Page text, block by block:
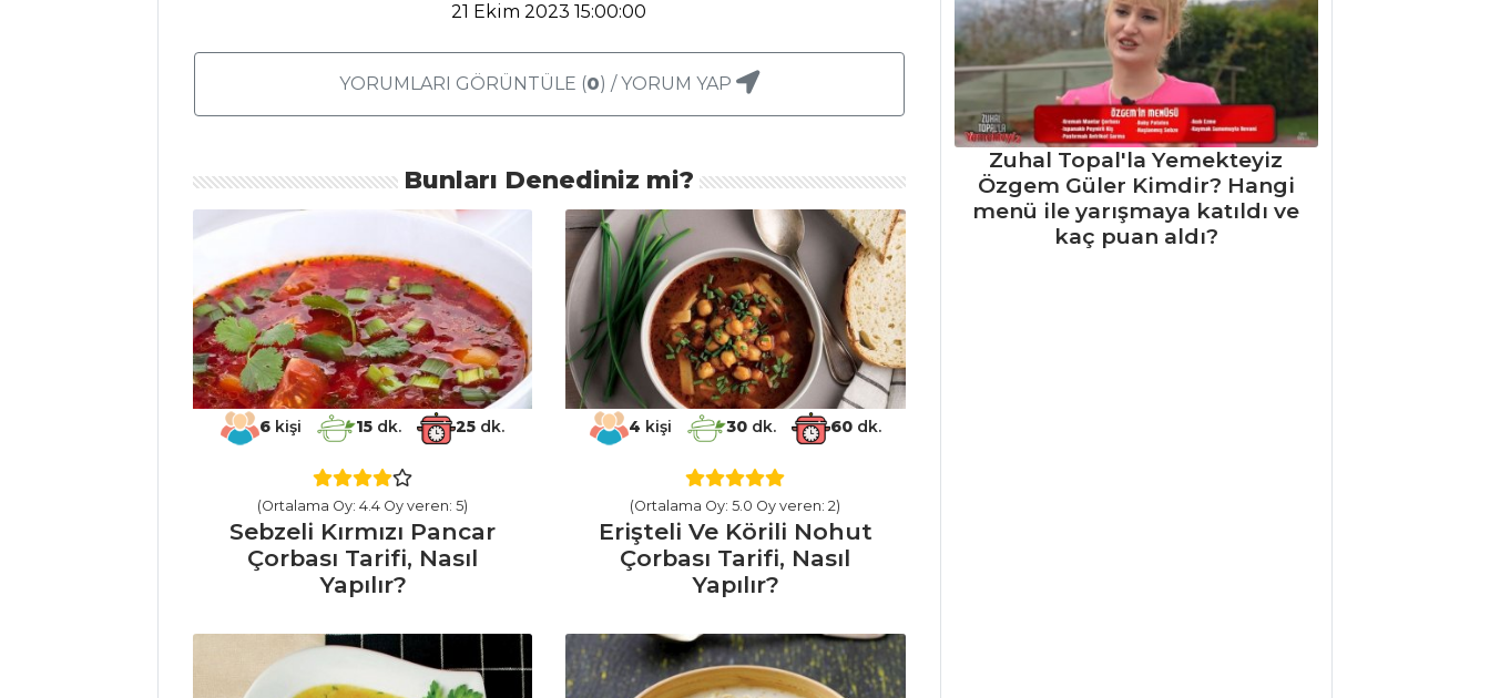
MASTERCHEF
Güveci Tarifi, Nasıl
Masterchef Tüm
21 Ekim 2023 15:00:00
YORUMLARI GÖRÜNTÜLE (0) / YORUM YAP
Bunları Denediniz mi?
6 kişi 15 dk. 25 dk.
(Ortalama Oy: 4.4 Oy veren: 5)
Sebzeli Kırmızı Pancar
Çorbası Tarifi, Nasıl
Yapılır?
4 kişi 30dk. 60dk.
(Ortalama Oy: 5.0 Oy veren: 2)
Erişteli Ve Körili Nohut
Çorbası Tarifi, Nasıl
Yapılır?
Zuhal Topal'la Yemekteyiz
Özgem Güler Kimdir? Hangi
menü ile yarışmaya katıldı ve
kaç puan aldı?